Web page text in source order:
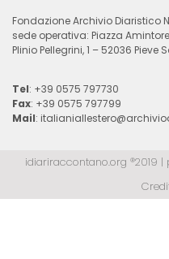
Fondazione Archivio Diaristico
sede operativa: Piazza
Plinio Pellegrini, 1 – 52036 Pieve
Tel: +39 0575 797730
Fax: +39 0575 797799
Mail:
idiariraccontano.org ®2019 |